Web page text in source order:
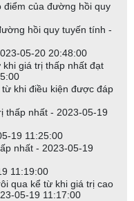
điểm của đường hồi quy
hồi quy tuyến tính -
05-20 20:48:00
giá trị thấp nhất đạt
khi điều kiện được đáp
thấp nhất - 2023-05-19
19 11:25:00
nhất - 2023-05-19
11:19:00
qua kể từ khi giá trị cao
05-19 11:17:00